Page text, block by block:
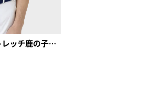
スリーブストライプ ストレッチ鹿の子半袖シャツ